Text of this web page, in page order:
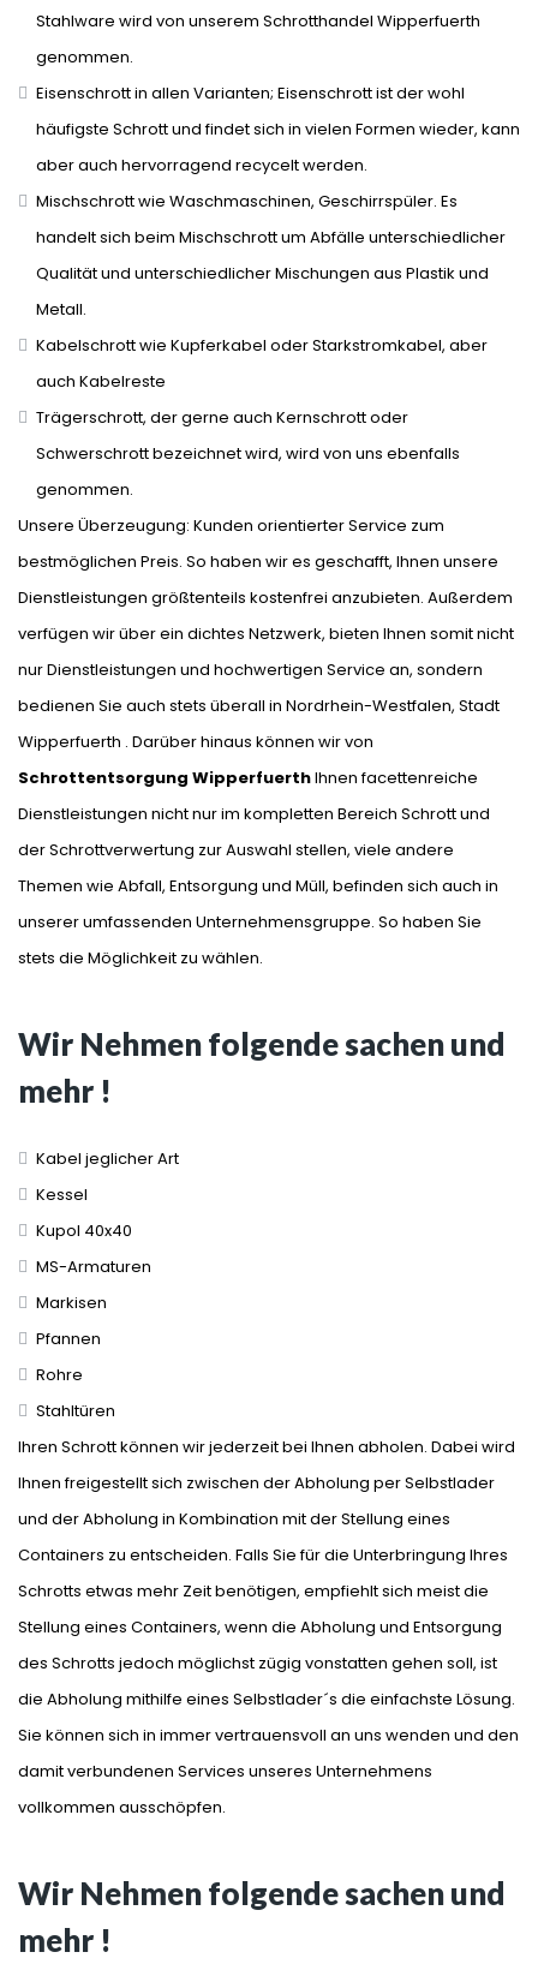
Stahlware wird von unserem Schrotthandel Wipperfuerth
genommen.
Eisenschrott in allen Varianten; Eisenschrott ist der wohl
häufigste Schrott und findet sich in vielen Formen wieder, kann
aber auch hervorragend recycelt werden.
Mischschrott wie Waschmaschinen, Geschirrspüler. Es
handelt sich beim Mischschrott um Abfälle unterschiedlicher
Qualität und unterschiedlicher Mischungen aus Plastik und
Metall.
Kabelschrott wie Kupferkabel oder Starkstromkabel, aber
auch Kabelreste
Trägerschrott, der gerne auch Kernschrott oder
Schwerschrott bezeichnet wird, wird von uns ebenfalls
genommen.
Unsere Überzeugung: Kunden orientierter Service zum
bestmöglichen Preis. So haben wir es geschafft, Ihnen unsere
Dienstleistungen größtenteils kostenfrei anzubieten. Außerdem
verfügen wir über ein dichtes Netzwerk, bieten Ihnen somit nicht
nur Dienstleistungen und hochwertigen Service an, sondern
bedienen Sie auch stets überall in Nordrhein-Westfalen, Stadt
Wipperfuerth . Darüber hinaus können wir von
Schrottentsorgung WipperfuerthIhnen facettenreiche
Dienstleistungen nicht nur im kompletten Bereich Schrott und
der Schrottverwertung zur Auswahl stellen, viele andere
Themen wie Abfall, Entsorgung und Müll, befinden sich auch in
unserer umfassenden Unternehmensgruppe. So haben Sie
stets die Möglichkeit zu wählen.
Wir Nehmen folgende sachen und
mehr !
Kabel jeglicher Art
Kessel
Kupol 40x40
MS-Armaturen
Markisen
Pfannen
Rohre
Stahltüren
Ihren Schrott können wir jederzeit bei Ihnen abholen. Dabei wird
Ihnen freigestellt sich zwischen der Abholung per Selbstlader
und der Abholung in Kombination mit der Stellung eines
Containers zu entscheiden. Falls Sie für die Unterbringung Ihres
Schrotts etwas mehr Zeit benötigen, empfiehlt sich meist die
Stellung eines Containers, wenn die Abholung und Entsorgung
des Schrotts jedoch möglichst zügig vonstatten gehen soll, ist
die Abholung mithilfe eines Selbstlader´s die einfachste Lösung.
Sie können sich in immer vertrauensvoll an uns wenden und den
damit verbundenen Services unseres Unternehmens
vollkommen ausschöpfen.
Wir Nehmen folgende sachen und
mehr !